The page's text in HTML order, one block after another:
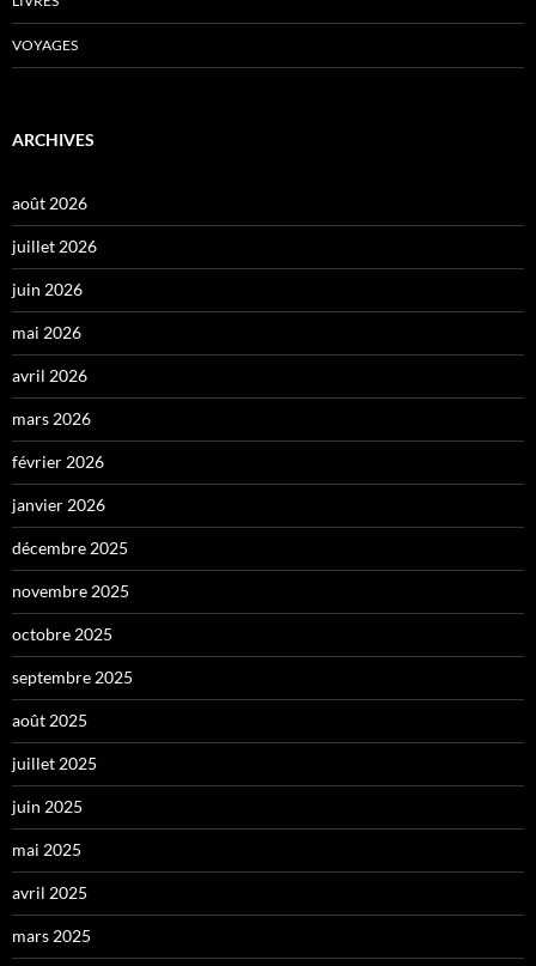
VOYAGES
ARCHIVES
août 2026
juillet 2026
juin 2026
mai 2026
avril 2026
mars 2026
février 2026
janvier 2026
décembre 2025
novembre 2025
octobre 2025
septembre 2025
août 2025
juillet 2025
juin 2025
mai 2025
avril 2025
mars 2025